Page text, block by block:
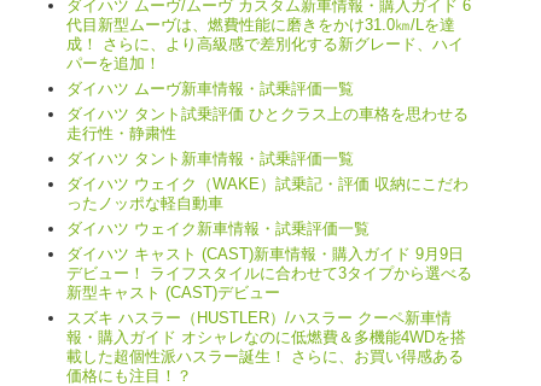
ダイハツ ムーヴ/ムーヴ カスタム新車情報・購入ガイド 6
代目新型ムーヴは、燃費性能に磨きをかけ31.0㎞/Lを達
成！ さらに、より高級感で差別化する新グレード、ハイ
パーを追加！
ダイハツ ムーヴ新車情報・試乗評価一覧
ダイハツ タント試乗評価 ひとクラス上の車格を思わせる
走行性・静粛性
ダイハツ タント新車情報・試乗評価一覧
ダイハツ ウェイク（WAKE）試乗記・評価 収納にこだわ
ったノッポな軽自動車
ダイハツ ウェイク新車情報・試乗評価一覧
ダイハツ キャスト (CAST)新車情報・購入ガイド 9月9日
デビュー！ ライフスタイルに合わせて3タイプから選べる
新型キャスト (CAST)デビュー
スズキ ハスラー（HUSTLER）/ハスラー クーペ新車情
報・購入ガイド オシャレなのに低燃費＆多機能4WDを搭
載した超個性派ハスラー誕生！ さらに、お買い得感ある
価格にも注目！？